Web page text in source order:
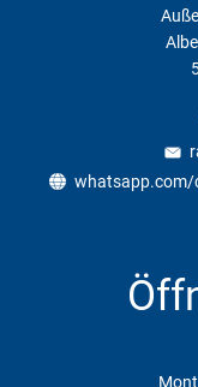
whatsapp.com/